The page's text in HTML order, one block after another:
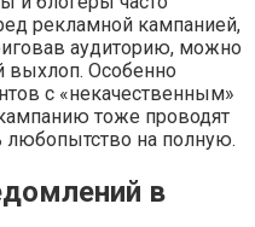
рекламной кампанией,
аудиторию, можно
выхлоп. Особенно
с «некачественным»
тоже проводят
любопытство на полную.
в